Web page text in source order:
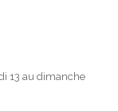
13 au dimanche